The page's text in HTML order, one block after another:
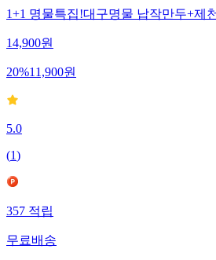
1+1 명물특집!대구명물 납작만두+제
14,900원
20%11,900원
5.0
(1)
357적립
무료배송